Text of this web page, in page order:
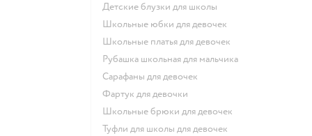
Детские блузки для школы
Школьные юбки для девочек
Школьные платья для девочек
Рубашка школьная для мальчика
Сарафаны для девочек
Фартук для девочки
Школьные брюки для девочек
Туфли для школы для девочек